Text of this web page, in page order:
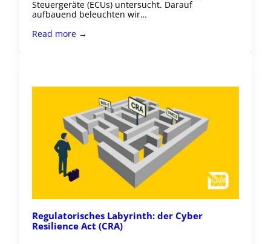
Steuergeräte (ECUs) untersucht. Darauf
aufbauend beleuchten wir…
Read more →
Regulatorisches Labyrinth: der Cyber
Resilience Act (CRA)